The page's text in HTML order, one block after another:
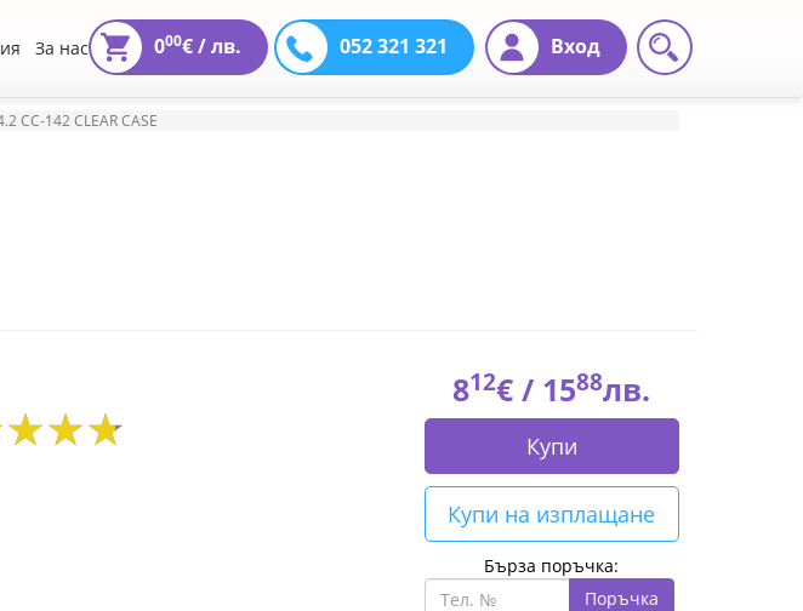
За нас Вход
052 321 321
000€ /лв.
CC-142 CLEAR CASE
812€ / 1588лв.
Купи
Купи на изплащане
Бърза поръчка:
Поръчка